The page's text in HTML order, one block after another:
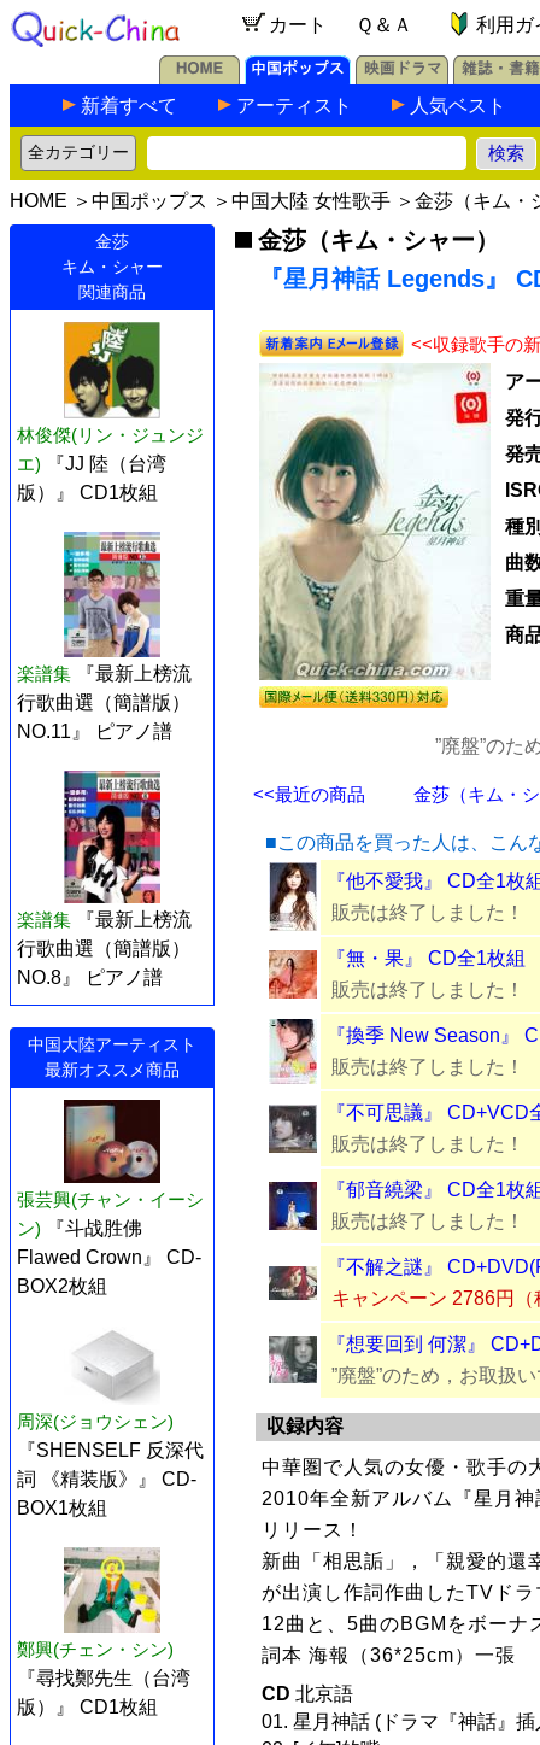
カート Ｑ＆Ａ 利用ガ
新着すべて アーティスト 人気ベスト
HOME ＞ 中国ポップス ＞ 中国大陸 女性歌手 ＞ 金莎（キム・
金莎
キム・シャー
関連商品
林俊傑(リン・ジュンジ
エ)
『JJ 陸（台湾
版）』 CD1枚組
楽譜集
『最新上榜流
行歌曲選（簡譜版）
NO.11』 ピアノ譜
楽譜集
『最新上榜流
行歌曲選（簡譜版）
NO.8』 ピアノ譜
中国大陸アーティスト
最新オススメ商品
張芸興(チャン・イーシ
ン)
『斗战胜佛
Flawed Crown』 CD-
BOX2枚組
周深(ジョウシェン)
『SHENSELF 反深代
詞 《精装版》』 CD-
BOX1枚組
鄭興(チェン・シン)
『尋找鄭先生（台湾
版）』 CD1枚組
金莎（キム・シャー）
『星月神話 Legends』
<<収録歌手の
ア
発
発
種
曲
重
商
”廃盤”のた
<<最近の商品 金莎（キム・
■この商品を買った人は、こん
『他不愛我』 CD全1枚
販売は終了しました！
『無・果』 CD全1枚組
販売は終了しました！
『換季 New Season』
販売は終了しました！
『不可思議』 CD+VCD
販売は終了しました！
『郁音繞梁』 CD全1枚
販売は終了しました！
『不解之謎』
キャンペーン 2786円（
『想要回到 何潔』
”廃盤”のため，お取扱
収録内容
中華圏で人気の女優・歌手の
2010年全新アルバム『星月
リリース！
新曲「相思詬」，「親愛的還
が出演し作詞作曲したTVド
12曲と、5曲のBGMをボーナ
詞本 海報（36*25cm）一張
CD 北京語
01. 星月神話 (ドラマ『神話』插